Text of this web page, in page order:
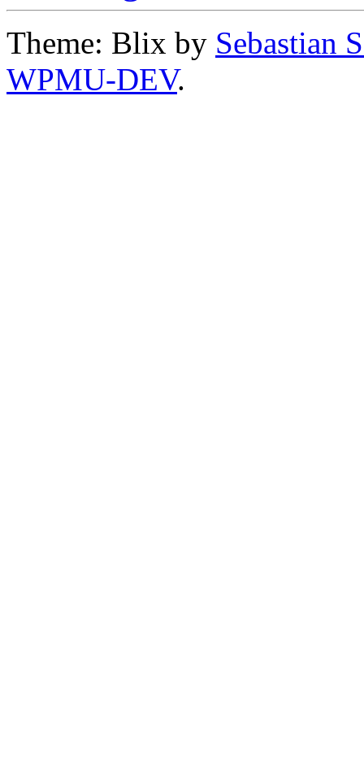
Theme: Blix by Sebastian
WPMU-DEV.